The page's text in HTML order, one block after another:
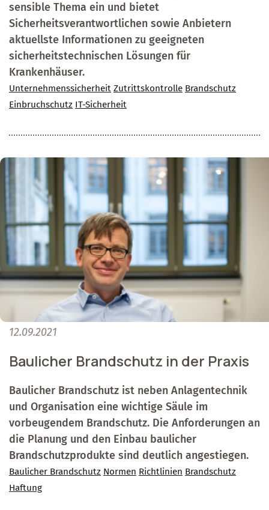
sensible Thema ein und bietet
Sicherheitsverantwortlichen sowie Anbietern
aktuellste Informationen zu geeigneten
sicherheitstechnischen Lösungen für
Krankenhäuser.
Unternehmenssicherheit Zutrittskontrolle Brandschutz
Einbruchschutz IT-Sicherheit
12.09.2021
Baulicher Brandschutz in der Praxis
Baulicher Brandschutz ist neben Anlagentechnik
und Organisation eine wichtige Säule im
vorbeugendem Brandschutz. Die Anforderungen an
die Planung und den Einbau baulicher
Brandschutzprodukte sind deutlich angestiegen.
Baulicher Brandschutz Normen Richtlinien Brandschutz
Haftung